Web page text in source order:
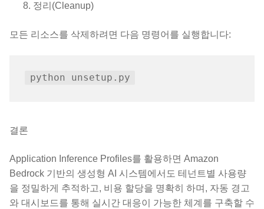
정리(Cleanup)
모든 리소스를 삭제하려면 다음 명령어를 실행합니다:
결론
Application Inference Profiles를 활용하면 Amazon
Bedrock 기반의 생성형 AI 시스템에서도 테넌트별 사용량
을 정밀하게 추적하고, 비용 할당을 명확히 하며, 자동 경고
와 대시보드를 통해 실시간 대응이 가능한 체계를 구축할 수